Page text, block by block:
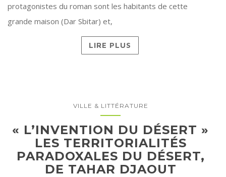
protagonistes du roman sont les habitants de cette
grande maison (Dar Sbitar) et,
LIRE PLUS
VILLE & LITTÉRATURE
« L’INVENTION DU DÉSERT »
LES TERRITORIALITÉS
PARADOXALES DU DÉSERT,
DE TAHAR DJAOUT